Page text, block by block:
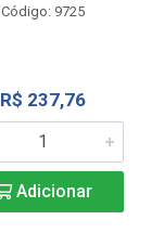
Código: 9725
R$ 237,76
Adicionar